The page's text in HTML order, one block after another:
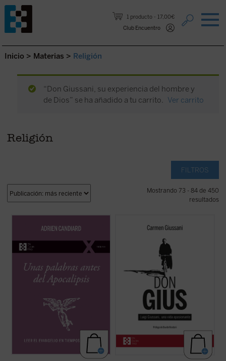
1 producto
17,00€
Club Encuentro
Saltar al contenido.
Inicio > Materias > Religión
“Don Giussani, su experiencia del hombre y
de Dios” se ha añadido a tu carrito. Ver carrito
Religión
FILTROS
Mostrando 73 - 84 de 450
resultados
últimas décadas del siglo XX, el dominico
en un mundo firme y tranquilizador que, de
modo casi repentino, se ha hundido en el
recoge cerca de un centenar de
vida, compartieron un tramo de camino con
él. Un libro único y precioso que, con motivo
del centenario del nacimiento del fundador